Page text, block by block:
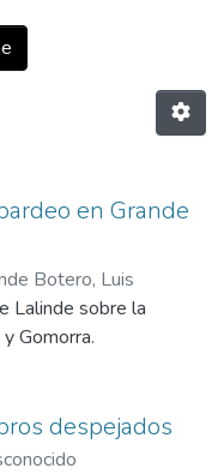
de diciembre
en Grande
Botero, Luis
Lalinde sobre la
Gomorra.
despejados